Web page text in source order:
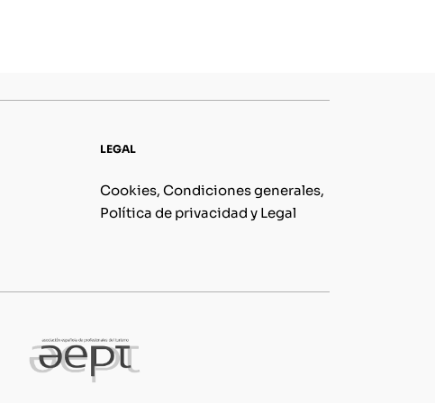
LEGAL
Cookies, Condiciones generales,
Política de privacidad y Legal